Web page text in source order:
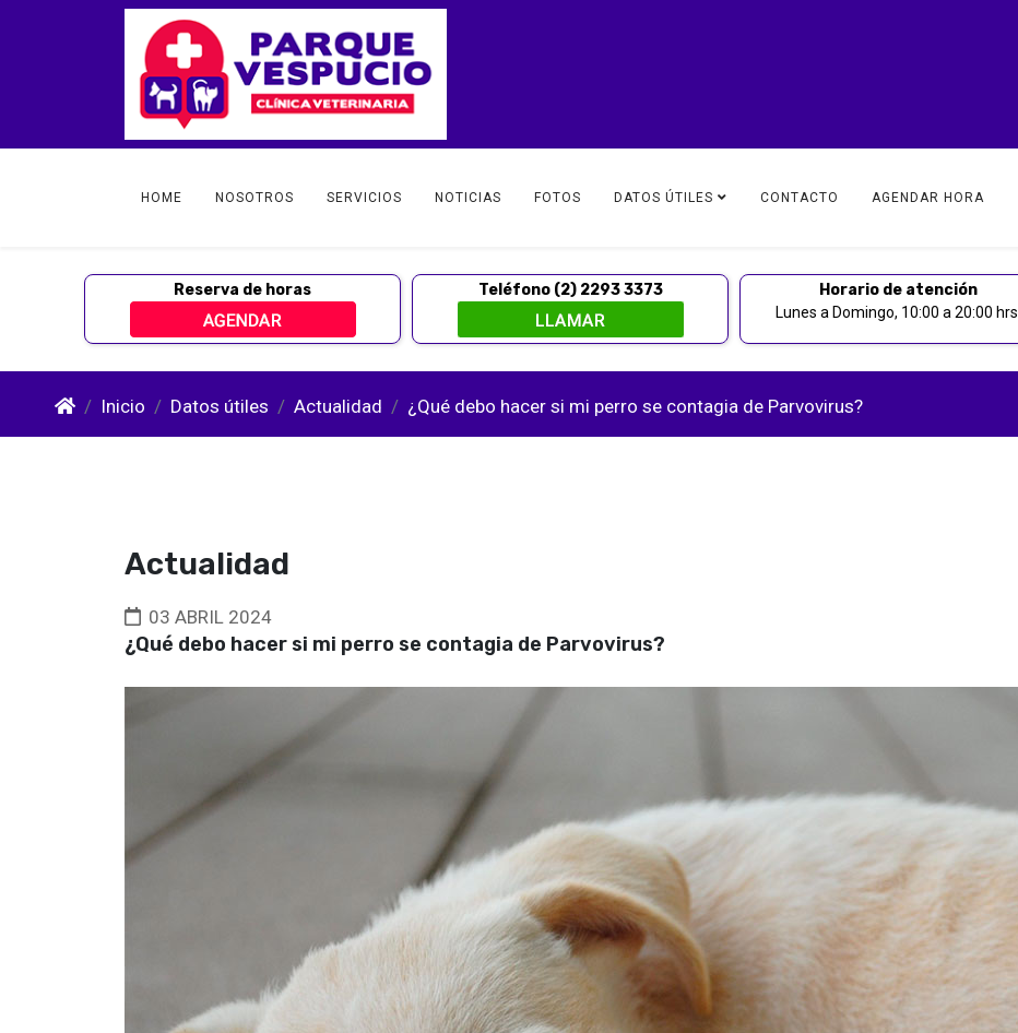
HOME NOSOTROS SERVICIOS NOTICIAS FOTOS DATOS ÚTILES CONTACTO AGENDAR HORA
Reserva de horas Teléfono (2) 2293 3373 Horario de atención
Lunes a Domingo, 10:00 a 20:00 hrs.
Inicio Datos útiles Actualidad ¿Qué debo hacer si mi perro se contagia de Parvovirus?
Actualidad
03 ABRIL 2024
¿Qué debo hacer si mi perro se contagia de Parvovirus?